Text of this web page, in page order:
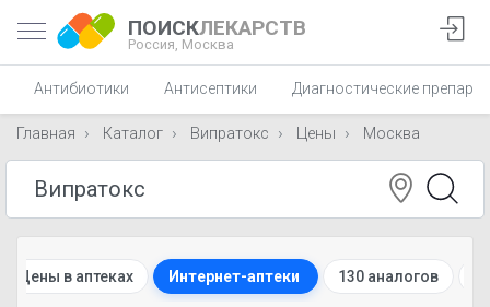
ПОИСКЛЕКАРСТВ
Россия, Москва
Антибиотики Антисептики Диагностические
Главная Каталог Випратокс Цены Москва
Цены в аптеках Интернет-аптеки 130 аналогов